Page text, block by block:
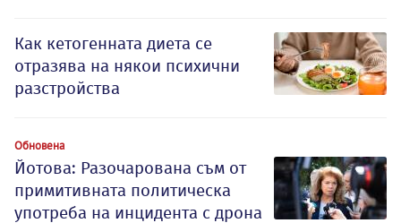
Как кетогенната диета се
отразява на някои психични
разстройства
Обновена
Йотова: Разочарована съм от
примитивната политическа
употреба на инцидента с дрона